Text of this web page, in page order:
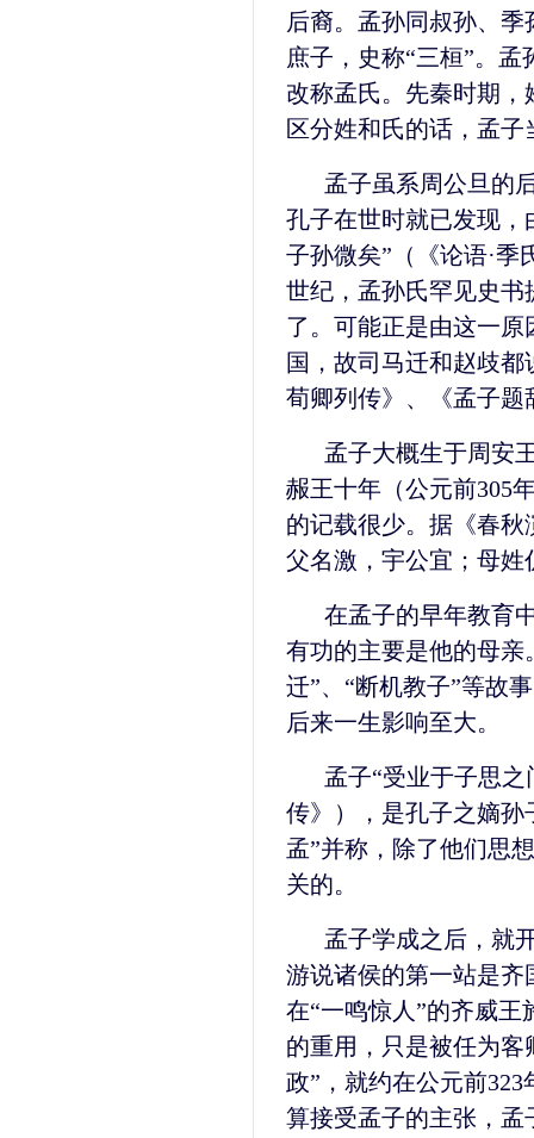
后裔。孟孙同叔孙、
庶子，史称“三桓”。
改称孟氏。先秦时期
区分姓和氏的话，孟
孟子虽系周公旦的
孔子在世时就已发现，
子孙微矣”（《论语·
世纪，孟孙氏罕见史
了。可能正是由这一
国，故司马迁和赵歧都
荀卿列传》、《孟子题
孟子大概生于周安
赧王十年（公元前305
的记载很少。据《春
父名激，宇公宜；母姓
在孟子的早年教育
有功的主要是他的母亲
迁”、“断机教子”等故
后来一生影响至大。
孟子“受业于子思之
传》），是孔子之嫡孙
孟”并称，除了他们思
关的。
孟子学成之后，就
游说诸侯的第一站是齐
在“一鸣惊人”的齐威王
的重用，只是被任为
政”，就约在公元前
算接受孟子的主张，孟